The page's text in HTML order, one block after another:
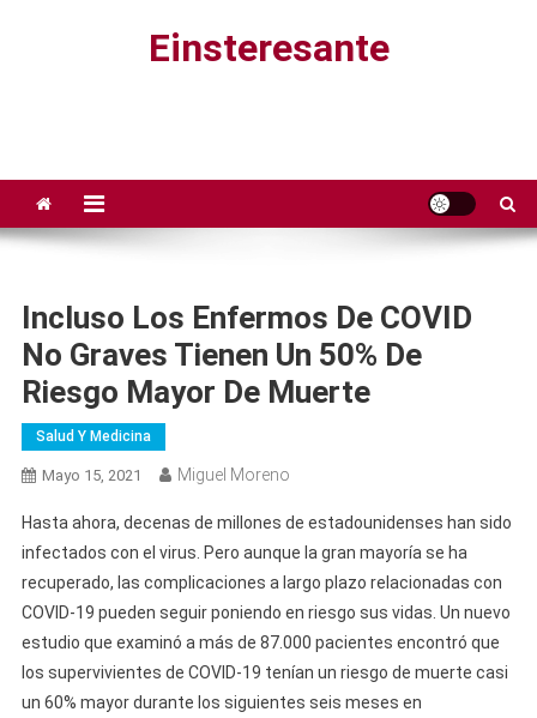
Einsteresante
Incluso Los Enfermos De COVID
No Graves Tienen Un 50% De
Riesgo Mayor De Muerte
Salud Y Medicina
Mayo 15, 2021 Miguel Moreno
Hasta ahora, decenas de millones de estadounidenses han sido
infectados con el virus. Pero aunque la gran mayoría se ha
recuperado, las complicaciones a largo plazo relacionadas con
COVID-19 pueden seguir poniendo en riesgo sus vidas. Un nuevo
estudio que examinó a más de 87.000 pacientes encontró que
los supervivientes de COVID-19 tenían un riesgo de muerte casi
un 60% mayor durante los siguientes seis meses en